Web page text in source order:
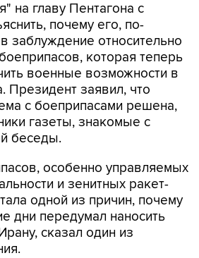
на главу Пентагона с
почему его, по-
заблуждение относительно
которая теперь
военные возможности в
Президент заявил, что
с боеприпасами решена,
газеты, знакомые с
беседы.
особенно управляемых
и зенитных ракет-
одной из причин, почему
дни передумал наносить
сказал один из